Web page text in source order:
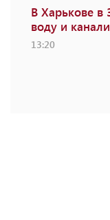
В Харькове в
воду и
13:20